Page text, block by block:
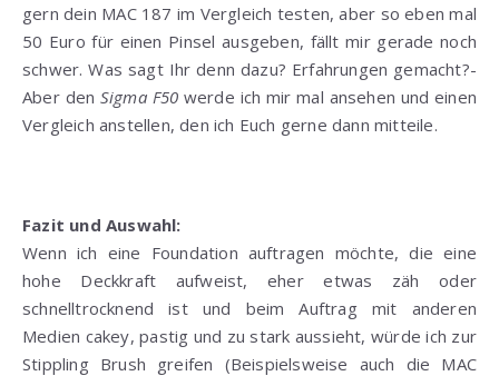
gern dein MAC 187 im Vergleich testen, aber so eben mal
50 Euro für einen Pinsel ausgeben, fällt mir gerade noch
schwer. Was sagt Ihr denn dazu? Erfahrungen gemacht?-
Aber den Sigma F50 werde ich mir mal ansehen und einen
Vergleich anstellen, den ich Euch gerne dann mitteile.
Fazit und Auswahl:
Wenn ich eine Foundation auftragen möchte, die eine
hohe Deckkraft aufweist, eher etwas zäh oder
schnelltrocknend ist und beim Auftrag mit anderen
Medien cakey, pastig und zu stark aussieht, würde ich zur
Stippling Brush greifen (Beispielsweise auch die MAC